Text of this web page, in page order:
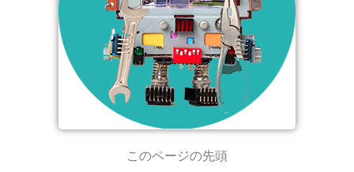
このページの先頭